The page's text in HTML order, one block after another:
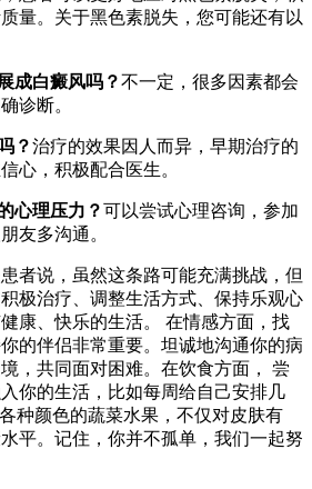
量。关于黑色素脱失，您可能还有以
成白癜风吗？不一定，很多因素都会
诊断。
？治疗的效果因人而异，早期治疗的
心，积极配合医生。
心理压力？可以尝试心理咨询，参加
友多沟通。
者说，虽然这条路可能充满挑战，但
极治疗、调整生活方式、保持乐观心
康、快乐的生活。 在情感方面，找
的伴侣非常重要。坦诚地沟通你的病
，共同面对困难。在饮食方面， 尝
你的生活，比如每周给自己安排几
种颜色的蔬菜水果，不仅对皮肤有
平。记住，你并不孤单，我们一起努